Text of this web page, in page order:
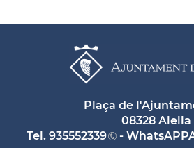
Plaça de
08328 Alella
Tel. 935552339 -